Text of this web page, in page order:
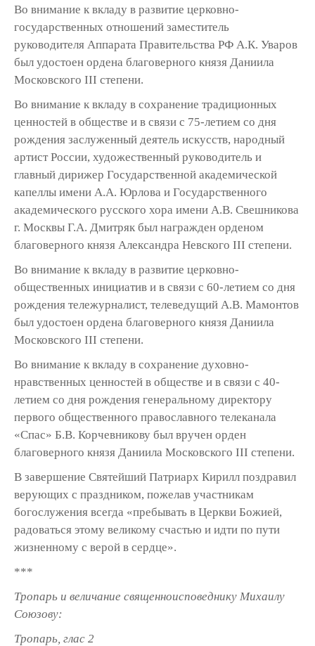
Во внимание к вкладу в развитие церковно-
государственных отношений заместитель
руководителя Аппарата Правительства РФ А.К. Уваров
был удостоен ордена благоверного князя Даниила
Московского III степени.
Во внимание к вкладу в сохранение традиционных
ценностей в обществе и в связи с 75-летием со дня
рождения заслуженный деятель искусств, народный
артист России, художественный руководитель и
главный дирижер Государственной академической
капеллы имени А.А. Юрлова и Государственного
академического русского хора имени А.В. Свешникова
г. Москвы Г.А. Дмитряк был награжден орденом
благоверного князя Александра Невского III степени.
Во внимание к вкладу в развитие церковно-
общественных инициатив и в связи с 60-летием со дня
рождения тележурналист, телеведущий А.В. Мамонтов
был удостоен ордена благоверного князя Даниила
Московского III степени.
Во внимание к вкладу в сохранение духовно-
нравственных ценностей в обществе и в связи с 40-
летием со дня рождения генеральному директору
первого общественного православного телеканала
«Спас» Б.В. Корчевникову был вручен орден
благоверного князя Даниила Московского III степени.
В завершение Святейший Патриарх Кирилл поздравил
верующих с праздником, пожелав участникам
богослужения всегда «пребывать в Церкви Божией,
радоваться этому великому счастью и идти по пути
жизненному с верой в сердце».
***
Тропарь и величание священноисповеднику Михаилу
Союзову:
Тропарь, глас 2